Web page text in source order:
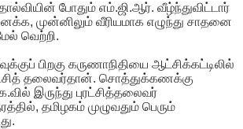
போதும் எம்.ஜி.ஆர். வீழ்ந்துவிட்டார்
முன்னிலும் வீரியமாக எழுந்து சாதனை
வெற்றி.
பிறகு கருணாநிதியை ஆட்சிக்கட்டிலில்
தலைவர்தான். சொத்துக்கணக்கு
இருந்து புரட்சித்தலைவர்
தமிழகம் முழுவதும் பெரும்